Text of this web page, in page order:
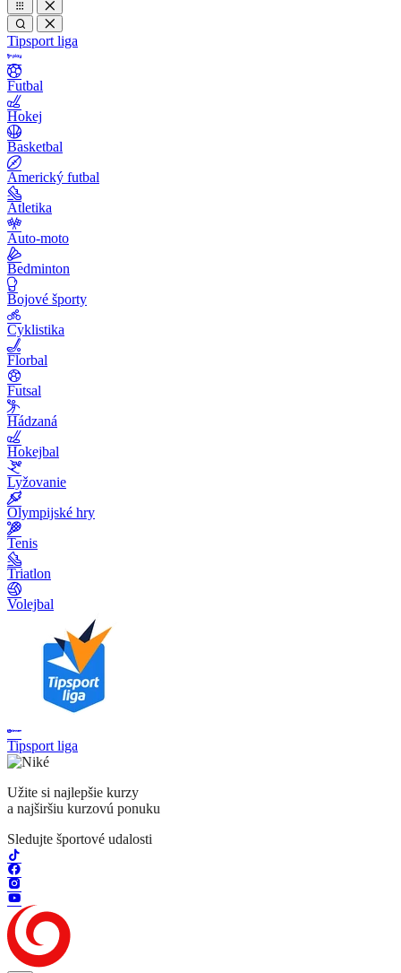
Tipsport liga
Futbal
Hokej
Basketbal
Americký futbal
Atletika
Auto-moto
Bedminton
Bojové športy
Cyklistika
Florbal
Futsal
Hádzaná
Hokejbal
Lyžovanie
Olympijské hry
Tenis
Triatlon
Volejbal
Tipsport liga
Užite si najlepšie kurzy
a najširšiu kurzovú ponuku
Sledujte športové udalosti